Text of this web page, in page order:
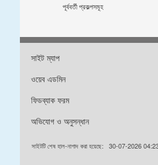
পূর্ববর্তী প্রকল্পসমূহ
সাইট ম্যাপ
ওয়েব এডমিন
ফিডব্যাক ফরম
অভিযোগ ও অনুসন্ধান
সাইটটি শেষ হাল-নাগাদ করা হয়েছে: 30-07-2026